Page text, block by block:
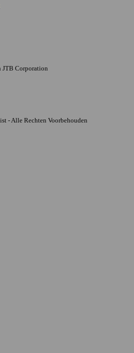
JTB Corporation
- Alle Rechten Voorbehouden